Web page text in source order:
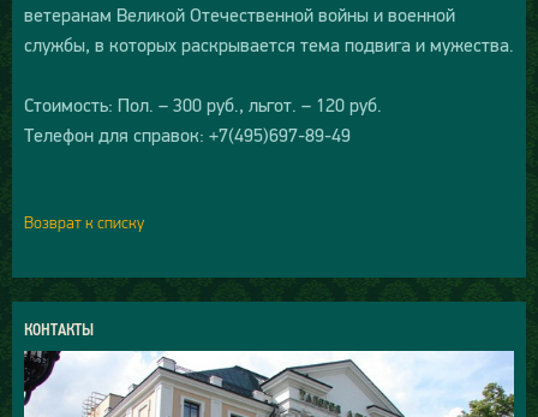
ветеранам Великой Отечественной войны и военной
службы, в которых раскрывается тема подвига и мужества.
Стоимость: Пол. – 300 руб., льгот. – 120 руб.
Телефон для справок: +7(495)697-89-49
Возврат к списку
КОНТАКТЫ